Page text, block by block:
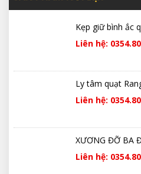
Kẹp giữ bình ắc
Liên hệ:
Ly tâm quạt
Liên hệ:
XƯƠNG ĐỠ BA
Liên hệ: